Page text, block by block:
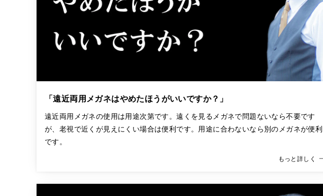
「遠近両用メガネはやめたほうがいいですか？」
遠近両用メガネの使用は用途次第です。遠くを見るメガネで問題ないなら不要です
が、老視で近くが見えにくい場合は便利です。用途に合わないなら別のメガネが便利
です。
もっと詳しく